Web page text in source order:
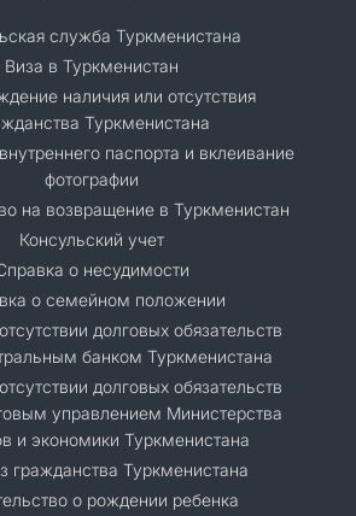
служба Туркменистана
Виза в Туркменистан
наличия или отсутствия
Туркменистана
паспорта и вклеивание
фотографии
на возвращение в Туркменистан
Консульский учет
о несудимости
о семейном положении
долговых обязательств
банком Туркменистана
долговых обязательств
управлением Министерства
и экономики Туркменистана
гражданства Туркменистана
о рождении ребенка